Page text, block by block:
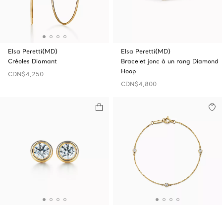
Elsa Peretti(MD)
Créoles Diamant
CDN$4,250
Elsa Peretti(MD)
Bracelet jonc à un rang Diamond
Hoop
CDN$4,800